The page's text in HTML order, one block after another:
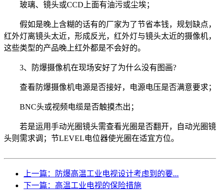
玻璃、镜头或CCD上面有油污或尘埃；
假如是晚上含糊的话有的厂家为了节省本钱，规划缺点，
红外灯离镜头太近，形成反光，红外灯与镜头太近的摄像机，
这些类型的产品晚上红外都是不会好的。
3、防爆摄像机在现场安好了为什么没有图画?
查看防爆摄像机电源是否接好，电源电压是否满意要求；
BNC头或视频电缆是否触摸杰出；
若是运用手动光圈镜头需查看光圈是否翻开，自动光圈镜
头则需求调；节LEVEL电位器使光圈在适宜方位。
上一篇：防爆高温工业电视设计考虑到的要...
下一篇：高温工业电视的保险措施